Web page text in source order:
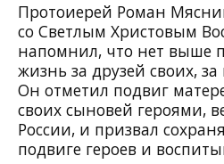
Протоиерей Роман
со Светлым Христовым
напомнил, что нет выше
жизнь за друзей своих, за
Он отметил подвиг
своих сыновей героями,
России, и призвал
подвиге героев и